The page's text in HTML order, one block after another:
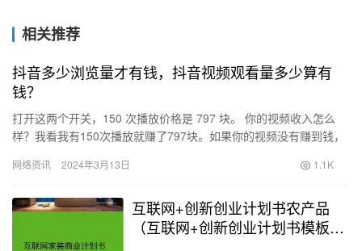
相关推荐
抖音多少浏览量才有钱，抖音视频观看量多少算有
钱？
打开这两个开关，150 次播放价格是 797 块。 你的视频收入怎么
样？我看我有150次播放就赚了797块。如果你的视频没有赚到钱，
网络资讯 2024年3月13日 1.1K
互联网+创新创业计划书农产品
（互联网+创新创业计划书模板范